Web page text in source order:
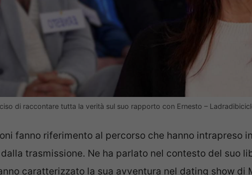
di raccontare tutta la verità sul suo rapporto con Ernesto –
fanno riferimento al percorso che hanno intrapreso
trasmissione. Ne ha parlato nel contesto del suo
caratterizzato la sua avventura nel dating show di